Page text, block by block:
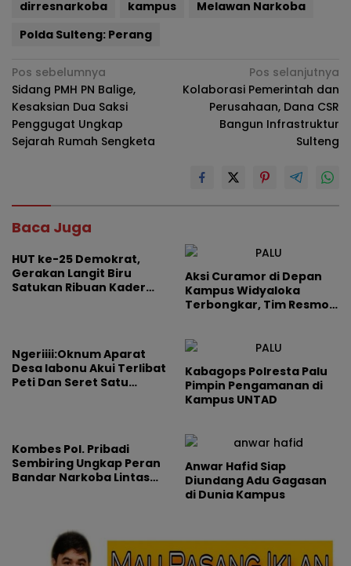
dirresnarkoba kampus
Melawan Narkoba
Polda Sulteng: Perang
Navigasi
pos
Pos sebelumnya
Sidang PMH PN Balige,
Kesaksian Dua Saksi
Penggugat Ungkap
Sejarah Rumah Sengketa
Pos selanjutnya
Kolaborasi Pemerintah dan
Perusahaan, Dana CSR
Bangun Infrastruktur
Sulteng
Baca Juga
HUT ke-25 Demokrat,
Gerakan Langit Biru
Satukan Ribuan Kader
Aksi Curamor di Depan
Kampus Widyaloka
Terbongkar, Tim Resmob
Ngeriiii:Oknum Aparat
Desa labonu Akui Terlibat
Peti Dan Seret Satu
Kabagops Polresta Palu
Pimpin Pengamanan di
Kampus UNTAD
Kombes Pol. Pribadi
Sembiring Ungkap Peran
Bandar Narkoba Lintas
Anwar Hafid Siap
Diundang Adu Gagasan
di Dunia Kampus